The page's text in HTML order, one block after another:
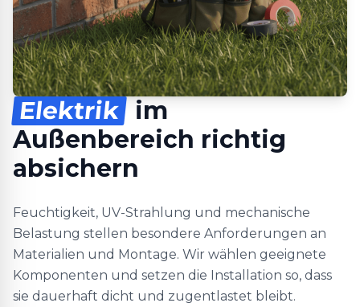
Elektrik im
Außenbereich richtig
absichern
Feuchtigkeit, UV-Strahlung und mechanische
Belastung stellen besondere Anforderungen an
Materialien und Montage. Wir wählen geeignete
Komponenten und setzen die Installation so, dass
sie dauerhaft dicht und zugentlastet bleibt.